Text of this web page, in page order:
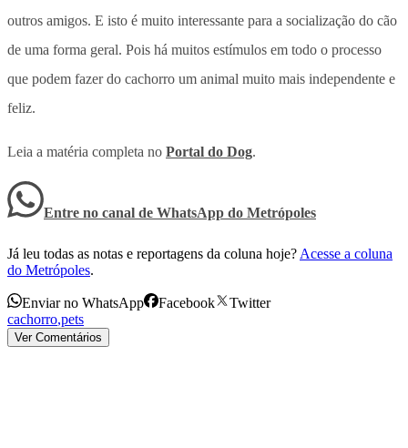
outros amigos. E isto é muito interessante para a socialização do cão
de uma forma geral. Pois há muitos estímulos em todo o processo
que podem fazer do cachorro um animal muito mais independente e
feliz.
Leia a matéria completa no Portal do Dog.
Entre no canal de WhatsApp do Metrópoles
Já leu todas as notas e reportagens da coluna hoje? Acesse a coluna
do Metrópoles.
Enviar no WhatsApp Facebook
Twitter
cachorro,pets
Ver Comentários